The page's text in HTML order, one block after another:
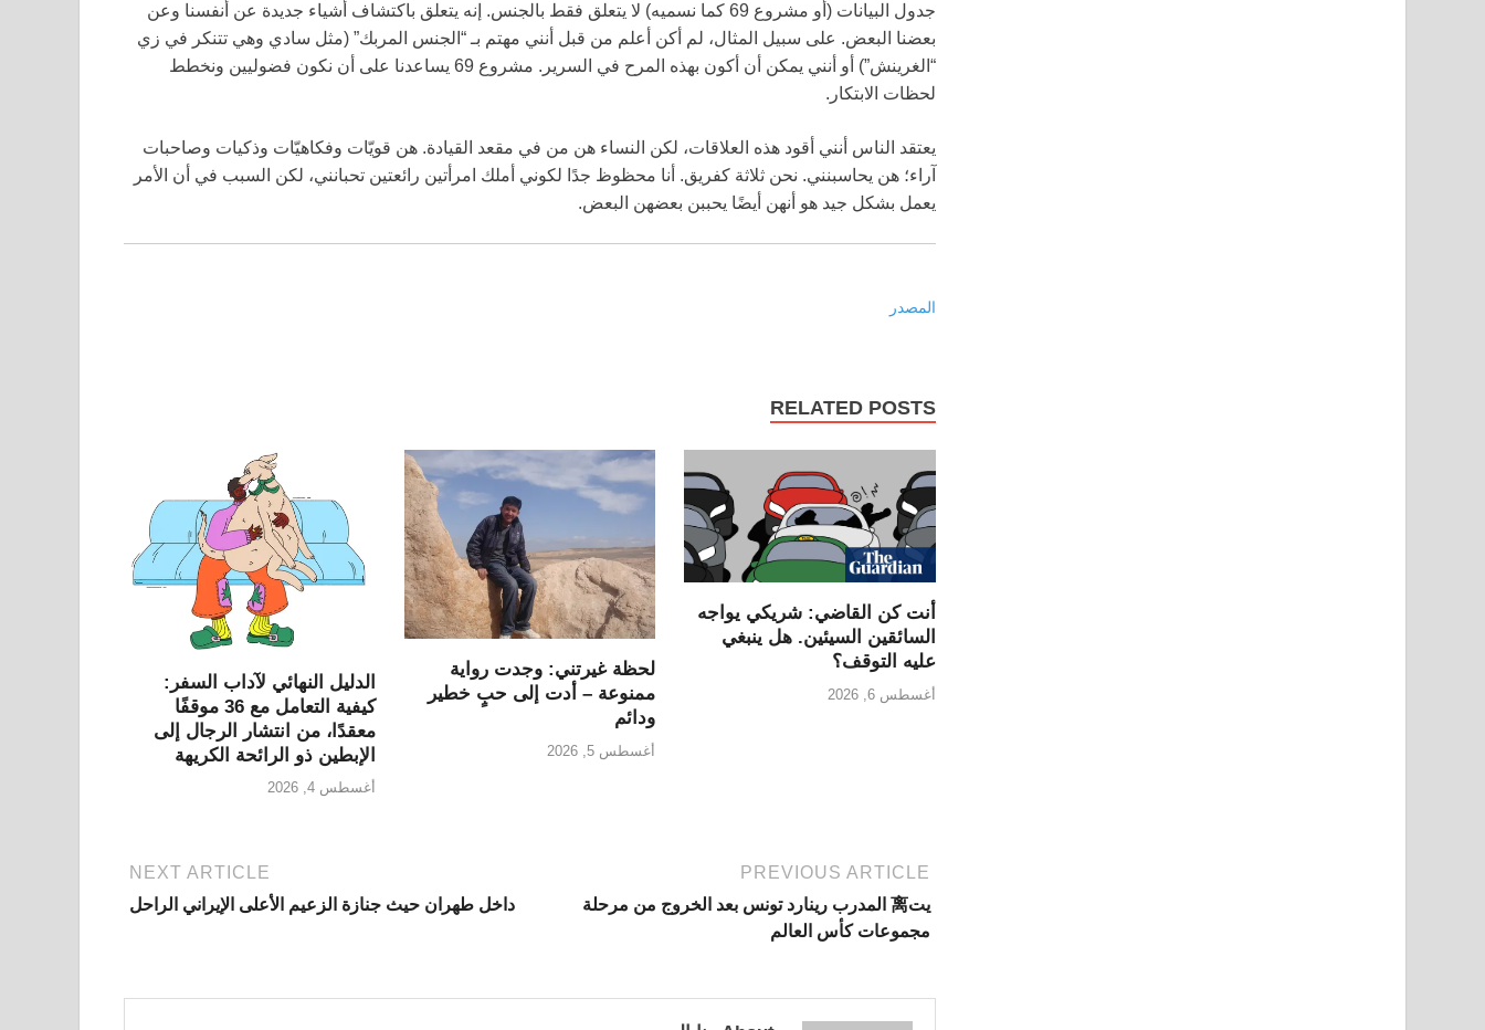
جدول البيانات (أو مشروع 69 كما نسميه) لا يتعلق فقط بالجنس. إنه يتعلق باكتشاف أشياء جديدة عن أنفسنا وعن
بعضنا البعض. على سبيل المثال، لم أكن أعلم من قبل أنني مهتم بـ “الجنس المربك” (مثل سادي وهي تتنكر في زي
“الغرينش”) أو أنني يمكن أن أكون بهذه المرح في السرير. مشروع 69 يساعدنا على أن نكون فضوليين ونخطط
لحظات الابتكار.
يعتقد الناس أنني أقود هذه العلاقات، لكن النساء هن من في مقعد القيادة. هن قويّات وفكاهيّات وذكيات وصاحبات
آراء؛ هن يحاسبنني. نحن ثلاثة كفريق. أنا محظوظ جدًا لكوني أملك امرأتين رائعتين تحبانني، لكن السبب في أن الأمر
يعمل بشكل جيد هو أنهن أيضًا يحببن بعضهن البعض.
المصدر
RELATED POSTS
أنت كن القاضي: شريكي يواجه
السائقين السيئين. هل ينبغي
عليه التوقف؟
أغسطس 6, 2026
لحظة غيرتني: وجدت رواية
ممنوعة – أدت إلى حبٍ خطير
ودائم
أغسطس 5, 2026
الدليل النهائي لآداب السفر:
كيفية التعامل مع 36 موقفًا
معقدًا، من انتشار الرجال إلى
الإبطين ذو الرائحة الكريهة
أغسطس 4, 2026
PREVIOUS ARTICLE
يت离 المدرب رينارد تونس بعد الخروج من مرحلة
مجموعات كأس العالم
NEXT ARTICLE
داخل طهران حيث جنازة الزعيم الأعلى الإيراني الراحل